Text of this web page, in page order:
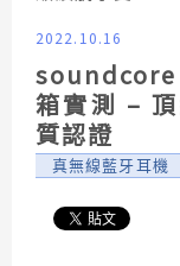
2022.10.16
soundcore
箱實測 –
質認證
真無線藍牙耳機